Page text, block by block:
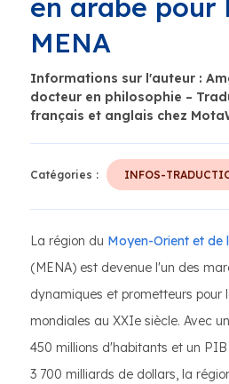
en arabe pour
MENA
Informations sur l'auteur :
docteur en philosophie –
français et anglais chez
Catégories : INFOS-
La région du Moyen-Orient et de
(MENA) est devenue l'un des
dynamiques et prometteurs pour
mondiales au XXIe siècle. Avec
450 millions d'habitants et un
3 700 milliards de dollars, la